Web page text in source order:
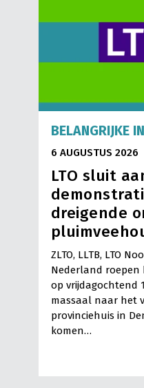
BELANGRIJKE
6 AUGUSTUS 2026
LTO sluit
dreigende
ZLTO, LLTB, LTO
Nederland
op vrijdagochtend
massaal naar het
provinciehuis in
komen…